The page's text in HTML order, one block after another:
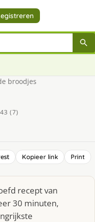
broodjes
(7)
Kopieer link Print
recept van
30 minuten,